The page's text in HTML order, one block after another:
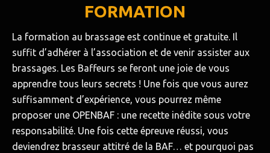
FORMATION
La formation au brassage est continue et gratuite. Il
suffit d’adhérer à l’association et de venir assister aux
brassages. Les Baffeurs se feront une joie de vous
apprendre tous leurs secrets ! Une fois que vous aurez
suffisamment d’expérience, vous pourrez même
proposer une OPENBAF : une recette inédite sous votre
responsabilité. Une fois cette épreuve réussi, vous
deviendrez brasseur attitré de la BAF… et pourquoi pas